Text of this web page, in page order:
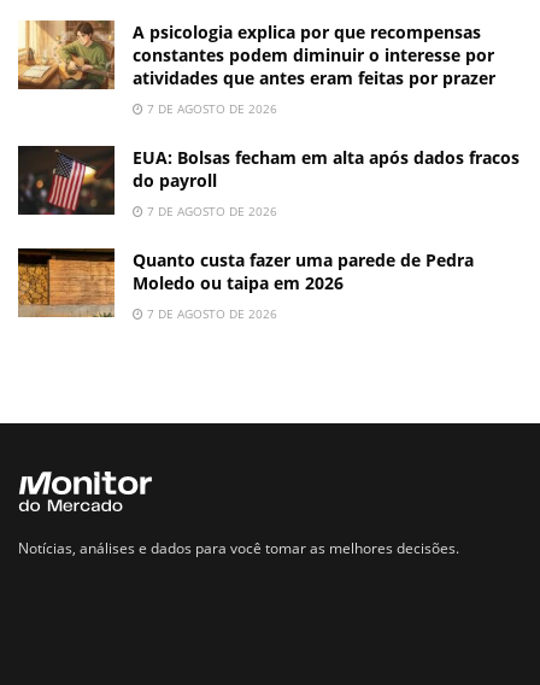
A psicologia explica por que recompensas
constantes podem diminuir o interesse por
atividades que antes eram feitas por prazer
7 DE AGOSTO DE 2026
EUA: Bolsas fecham em alta após dados fracos
do payroll
7 DE AGOSTO DE 2026
Quanto custa fazer uma parede de Pedra
Moledo ou taipa em 2026
7 DE AGOSTO DE 2026
Notícias, análises e dados para você tomar as melhores decisões.